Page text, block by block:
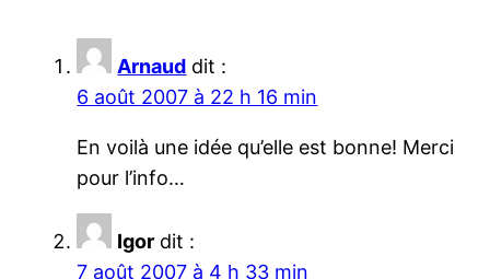
Arnaud dit :
6 août 2007 à 22 h 16 min
En voilà une idée qu’elle est bonne! Merci
pour l’info…
Igor dit :
7 août 2007 à 4 h 33 min